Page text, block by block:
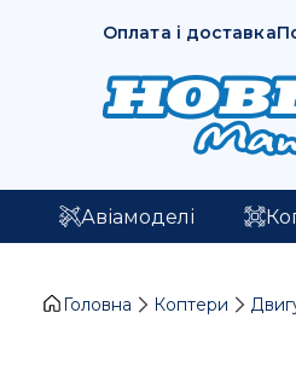
Оплата і доставка
Авіамоделі
Головна Коптери